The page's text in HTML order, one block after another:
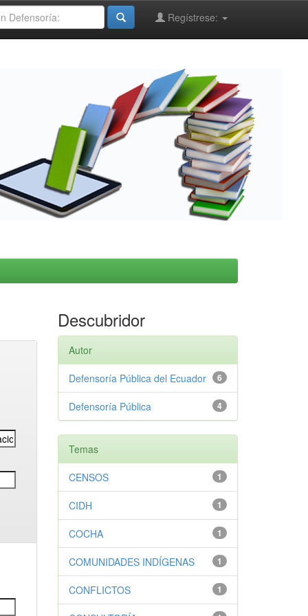
Regístrese:
Descubridor
Autor
6
Defensoría Pública del Ecuador
4
Defensoría Pública
Temas
1
CENSOS
1
CIDH
1
COCHA
1
COMUNIDADES INDÍGENAS
1
CONFLICTOS